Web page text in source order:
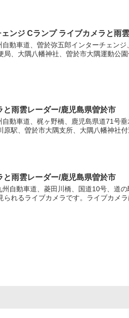
ンジ Cランプ ライブカメラと雨
動車道、曽於弥五郎インターチェン
、大隅八幡神社、曽於市大隅運動公園
雨雲レーダー/鹿児島県曽於市
動車道、梶ヶ野橋、鹿児島県道71号
駅、曽於市大隅支所、大隅八幡神社
雨雲レーダー/鹿児島県曽於市
自動車道、菱田川橋、国道10号、道
れるライブカメラです。ライブカメラ